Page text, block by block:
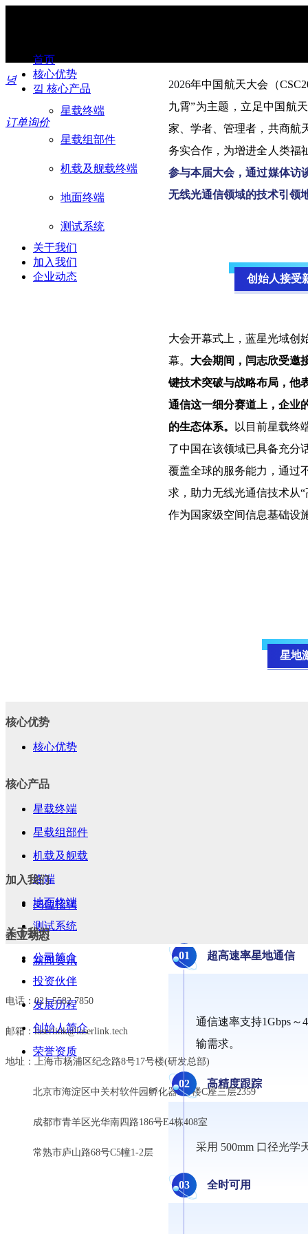
首页
核心优势
낔 核心产品
星载终端
星载组部件
机载及舰载终端
地面终端
测试系统
关于我们
加入我们
企业动态
订单询价
녕 2026年中国航天大会（
九霄”为主题，立足中国航
家、学者、管理者，共商航
务实合作，为增进全人类福
参与本届大会，通过媒体访
无线光通信领域的技术引领
创始人接受
大会开幕式上，蓝星光域创
幕。 大会期间，闫志欣受邀
键技术突破与战略布局，他
通信这一细分赛道上，企业
的生态体系。
以目前星载终
了中国在该领域已具备充分
覆盖全球的服务能力，通过
求，助力无线光通信技术从
作为国家级空间信息基础设
星地
01 超高速率星地通信
通信速率支持1Gbps
输需求。
02 高精度跟踪
采用 500mm 口径光学
03 全时可用
核心优势
核心优势
核心产品
星载终端
星载组部件
机载及舰载
终端
地面终端
测试系统
关于我们
公司简介
投资伙伴
发展历程
创始人简介
荣誉资质
加入我们
岗位招聘
企业动态
新闻资讯
电话：021-5582 7850
邮箱：laserlink@laserlink.tech
地址：上海市杨浦区纪念路8号17号楼(研发总部)
北京市海淀区中关村软件园孵化器2号楼C座三层2359
成都市青羊区光华南四路186号E4栋408室
常熟市庐山路68号C5幢1-2层